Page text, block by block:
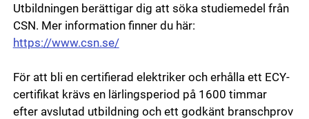
Utbildningen berättigar dig att söka studiemedel från
CSN. Mer information finner du här:
https://www.csn.se/
För att bli en certifierad elektriker och erhålla ett ECY-
certifikat krävs en lärlingsperiod på 1600 timmar
efter avslutad utbildning och ett godkänt branschprov